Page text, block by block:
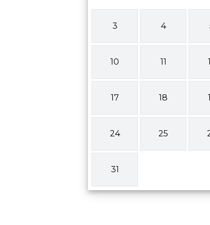
3 4
10 11
17 18
24 25
31